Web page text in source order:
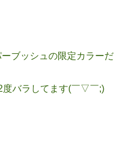
ブッシュの限定カラーだ
度バラしてます(￣▽￣;)